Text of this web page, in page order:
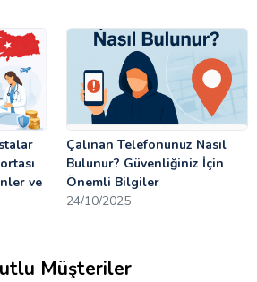
ve
Çalınan Telefonunuz Nasıl
Bulunur? Güvenliğiniz İçin
Önemli Bilgiler
24/10/2025
Müşteriler